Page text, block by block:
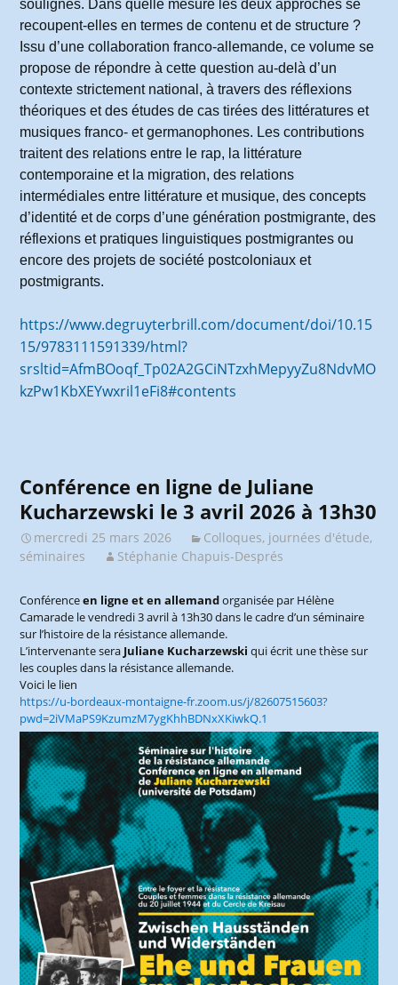
soulignés. Dans quelle mesure les deux approches se
recoupent-elles en termes de contenu et de structure ?
Issu d’une collaboration franco-allemande, ce volume se
propose de répondre à cette question au-delà d’un
contexte strictement national, à travers des réflexions
théoriques et des études de cas tirées des littératures et
musiques franco- et germanophones. Les contributions
traitent des relations entre le rap, la littérature
contemporaine et la migration, des relations
intermédiales entre littérature et musique, des concepts
d’identité et de corps d’une génération postmigrante, des
réflexions et pratiques linguistiques postmigrantes ou
encore des projets de société postcoloniaux et
postmigrants.
https://www.degruyterbrill.com/document/doi/10.15
15/9783111591339/html?
srsltid=AfmBOoqf_Tp02A2GCiNTzxhMepyyZu8NdvMO
kzPw1KbXEYwxril1eFi8#contents
Conférence en ligne de Juliane
Kucharzewski le 3 avril 2026 à 13h30
mercredi 25 mars 2026
Colloques, journées d'étude,
séminaires
Stéphanie Chapuis-Després
Conférenceen ligne et en allemandorganisée par Hélène
Camarade le vendredi 3 avril à 13h30 dans le cadre d’un séminaire
sur l’histoire de la résistance allemande.
L’intervenante sera Juliane Kucharzewski qui écrit une thèse sur
les couples dans la résistance allemande.
Voici le lien
https://u-bordeaux-montaigne-fr.zoom.us/j/82607515603?
pwd=2iVMaPS9KzumzM7ygKhhBDNxXKiwkQ.1